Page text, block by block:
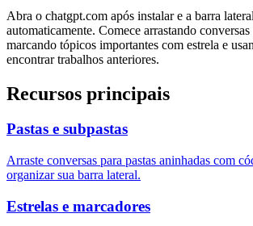
Abra o chatgpt.com após instalar e a barra
automaticamente. Comece arrastando conversas
marcando tópicos importantes com estrela e
encontrar trabalhos anteriores.
Recursos principais
Pastas e subpastas
Arraste conversas para pastas aninhadas com
organizar sua barra lateral.
Estrelas e marcadores